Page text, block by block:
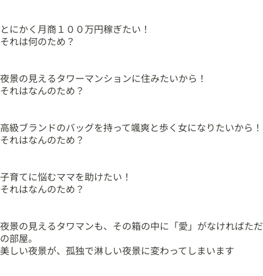
とにかく月商１００万円稼ぎたい！
それは何のため？
夜景の見えるタワーマンションに住みたいから！
それはなんのため？
高級ブランドのバッグを持って颯爽と歩く女になりたいから！
それはなんのため？
子育てに悩むママを助けたい！
それはなんのため？
夜景の見えるタワマンも、その箱の中に「愛」がなければただ
の部屋。
美しい夜景が、孤独で淋しい夜景に変わってしまいます